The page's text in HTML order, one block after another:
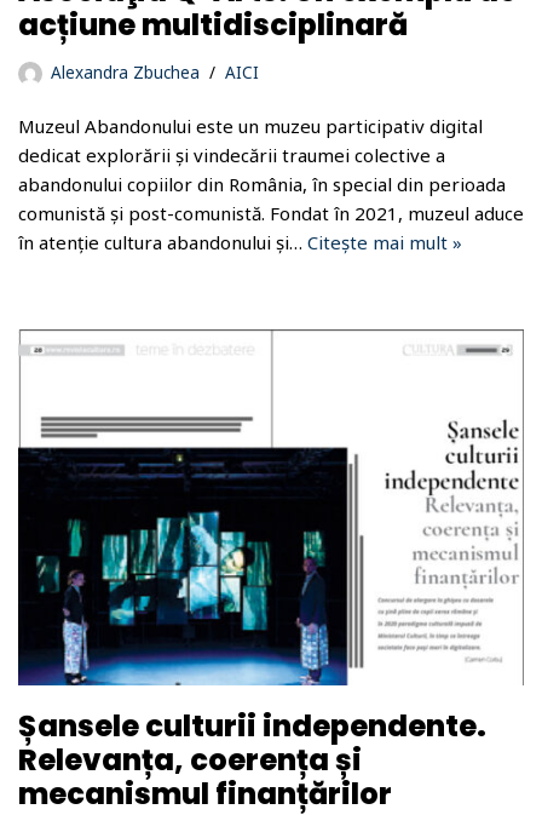
acțiune multidisciplinară
Alexandra Zbuchea AICI
Muzeul Abandonului este un muzeu participativ digital
dedicat explorării și vindecării traumei colective a
abandonului copiilor din România, în special din perioada
comunistă și post-comunistă. Fondat în 2021, muzeul aduce
în atenție cultura abandonului și… Citește mai mult »
Șansele culturii independente.
Relevanța, coerența și
mecanismul finanțărilor